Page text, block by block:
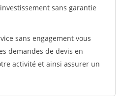
sans garantie
sans engagement vous
demandes de devis en
activité et ainsi assurer un